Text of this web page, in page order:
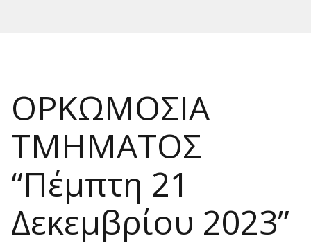
ΟΡΚΩΜΟΣΙΑ
ΤΜΗΜΑΤΟΣ
“Πέμπτη 21
Δεκεμβρίου 2023”